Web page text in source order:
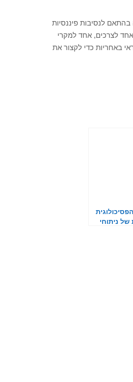
לנסיבות פיננסיות
אחד לצרכים, אחד למקרי
באחריות כדי לקצור את
ניתוחי